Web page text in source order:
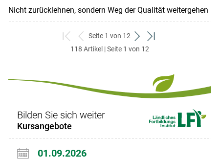
Nicht zurücklehnen, sondern Weg der Qualität weitergehen
zum
ersten
zurück
zum
Seite 1 von 12
weiter
zum
zum
118 Artikel | Seite 1 von 12
Bilden Sie sich weiter
Kursangebote
01.09.2026